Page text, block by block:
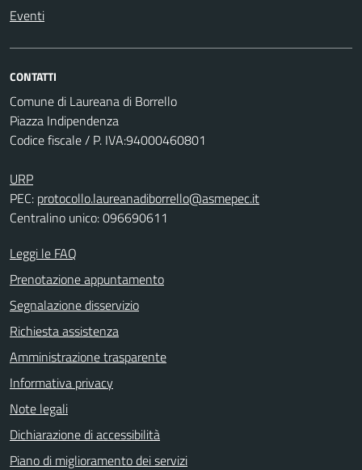
Eventi
CONTATTI
Comune di Laureana di Borrello
Piazza Indipendenza
Codice fiscale / P. IVA:94000460801
URP
PEC: protocollo.laureanadiborrello@asmepec.it
Centralino unico: 096690611
Leggi le FAQ
Prenotazione appuntamento
Segnalazione disservizio
Richiesta assistenza
Amministrazione trasparente
Informativa privacy
Note legali
Dichiarazione di accessibilità
Piano di miglioramento dei servizi